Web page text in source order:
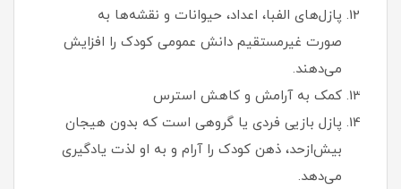
پازل‌های الفبا، اعداد، حیوانات و نقشه‌ها به
صورت غیرمستقیم دانش عمومی کودک را افزایش
می‌دهند.
کمک به آرامش و کاهش استرس
پازل بازیی فردی یا گروهی است که بدون هیجان
بیش‌ازحد، ذهن کودک را آرام و به او لذت یادگیری
می‌دهد.